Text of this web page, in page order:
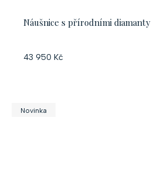
Náušnice s přírodními diamanty
43 950 Kč
Novinka